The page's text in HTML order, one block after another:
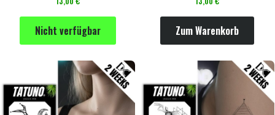
Nicht verfügbar Zum Warenkorb